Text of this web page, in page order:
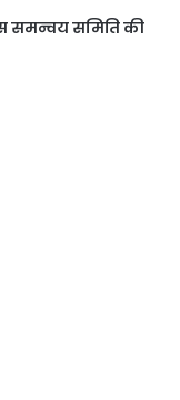
समन्वय समिति की